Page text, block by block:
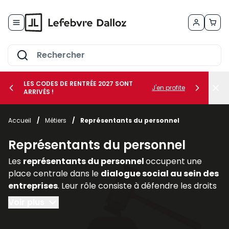
le sous-menu Vos métiers
le sous-menu Vos besoins
LES CODES DE RENTRÉE 2027 SONT
ARRIVÉS !
J'en profite
Accueil / Métiers / Représentants du personnel
Représentants du personnel
Les représentants du personneloccupent une
place centrale dans le dialogue social au sein des
entreprises. Leur rôle consiste à défendre les droits
et intérêts des salariés, à relayer leurs
préoccupations auprès de la direction et à